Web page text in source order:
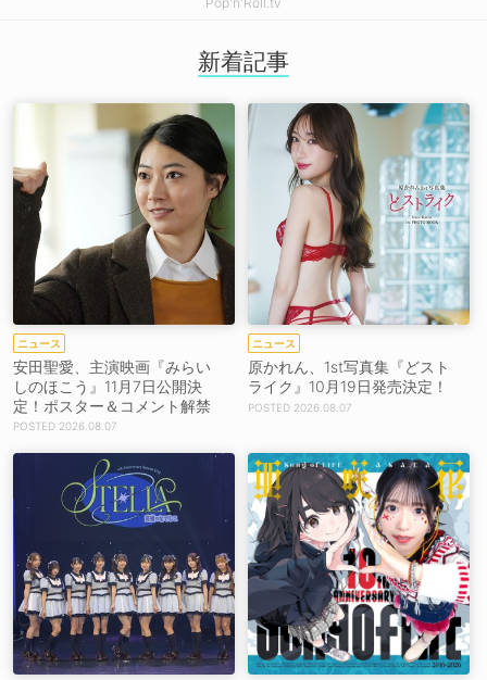
新着記事
ニュース
安田聖愛、主演映画『みらい
しのほこう』11月7日公開決
定！ポスター＆コメント解禁
2026.08.07
ニュース
原かれん、1st写真集『どスト
ライク』10月19日発売決定！
2026.08.07